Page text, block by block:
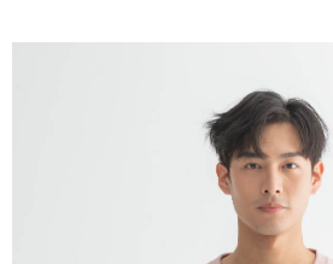
付款後7-11取貨